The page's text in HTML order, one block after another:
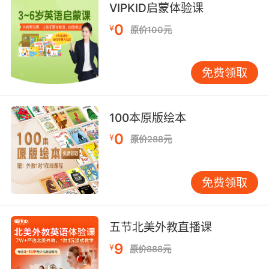
9. After this afternoon, it might be moot
anyway.
过了今天下午 这些可能都没意义了
10. I'm afraid your intentions are less than
moot.
恐怕你的目的就没什么讨论余地了
VIPKID启蒙体验课
¥0 原价100元
免费领取
100本原版绘本
¥0 原价288元
免费领取
五节北美外教直播课
¥9 原价888元